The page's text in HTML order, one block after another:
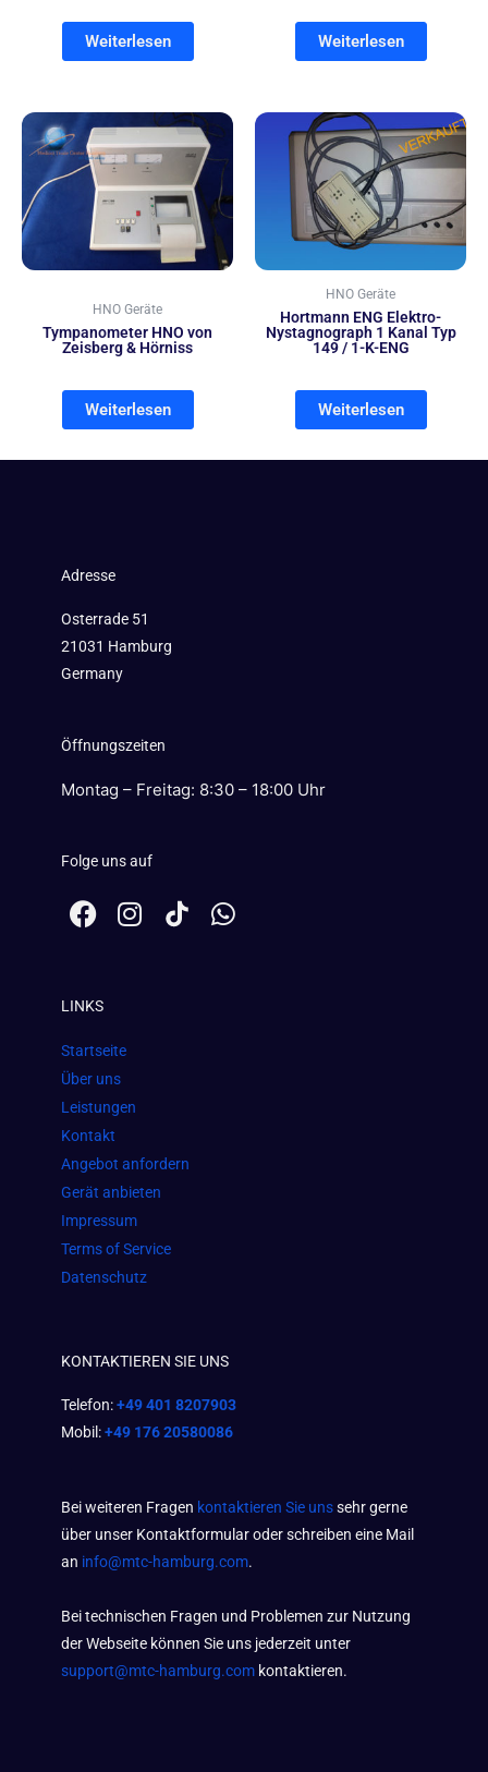
Weiterlesen Weiterlesen
HNO Geräte
Tympanometer HNO von
Zeisberg & Hörniss
Weiterlesen
HNO Geräte
Hortmann ENG Elektro-
Nystagnograph 1 Kanal Typ
149 / 1-K-ENG
Weiterlesen
Adresse
Osterrade 51
21031 Hamburg
Germany
Öffnungszeiten
Montag – Freitag: 8:30 – 18:00 Uhr
Folge uns auf
F
a
b
o
o
k
I
n
m
W
h
LINKS
Startseite
Über uns
Leistungen
Kontakt
Angebot anfordern
Gerät anbieten
Impressum
Terms of Service
Datenschutz
KONTAKTIEREN SIE UNS
Telefon:+49 401 8207903
Mobil:+49 176 20580086
Bei weiteren Fragen kontaktieren Sie unssehr gerne
über unser Kontaktformular oder schreiben eine Mail
an info@mtc-hamburg.com.
Bei technischen Fragen und Problemen zur Nutzung
der Webseite können Sie uns jederzeit unter
support@mtc-hamburg.com kontaktieren.